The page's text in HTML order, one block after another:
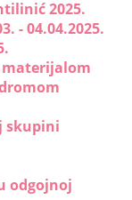
2025.
- 04.04.2025.
materijalom
skupini
odgojnoj